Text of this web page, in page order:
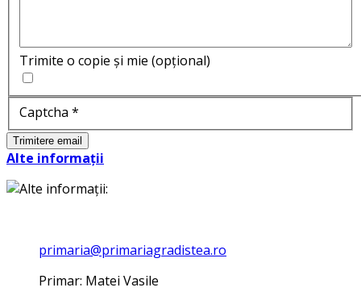
Trimite o copie și mie (opțional)
Captcha *
Trimitere email
Alte informații
primaria@primariagradistea.ro
Primar: Matei Vasile